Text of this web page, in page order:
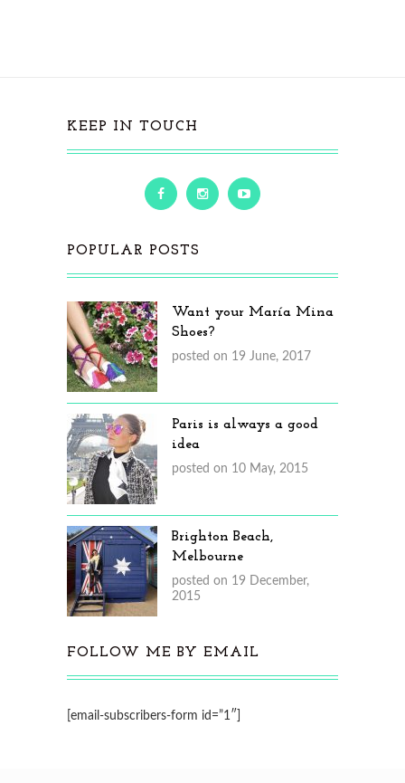
KEEP IN TOUCH
POPULAR POSTS
Want your María Mina
Shoes?
posted on 19 June, 2017
Paris is always a good
idea
posted on 10 May, 2015
Brighton Beach,
Melbourne
posted on 19 December,
2015
FOLLOW ME BY EMAIL
[email-subscribers-form id=”1″]